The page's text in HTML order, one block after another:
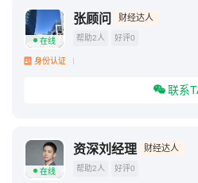
在线
张顾问 财经达人
帮助2人 好评0
身份认证
联系
在线
资深刘经理 财经达人
帮助2人 好评0